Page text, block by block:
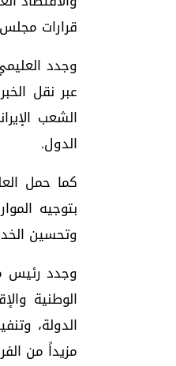
قرارات
وجدد
عبر نقل
الشعب
الدول.
كما حمل
بتوجيه
وتحسين
وجدد رئيس
الوطنية
الدولة،
مزيداً من